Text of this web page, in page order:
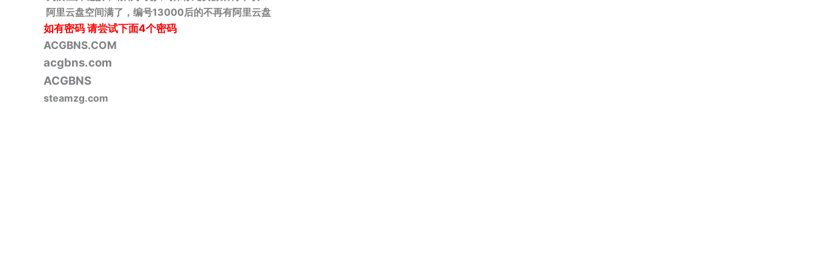
阿里云盘空间满了，编号13000后的不再有阿里云盘
如有密码请尝试下面4个密码
ACGBNS.COM
acgbns.com
ACGBNS
steamzg.com